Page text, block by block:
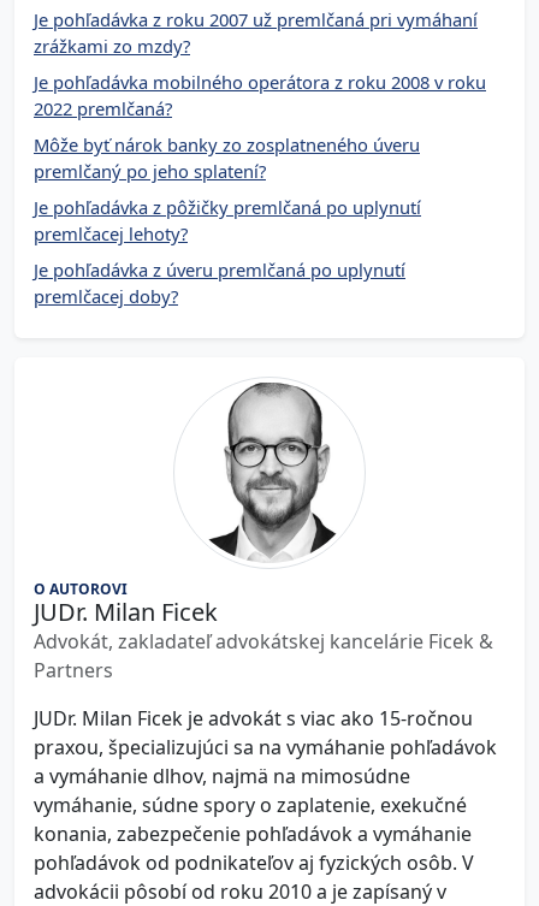
Je pohľadávka z roku 2007 už premlčaná pri vymáhaní
zrážkami zo mzdy?
Je pohľadávka mobilného operátora z roku 2008 v roku
2022 premlčaná?
Môže byť nárok banky zo zosplatneného úveru
premlčaný po jeho splatení?
Je pohľadávka z pôžičky premlčaná po uplynutí
premlčacej lehoty?
Je pohľadávka z úveru premlčaná po uplynutí
premlčacej doby?
O AUTOROVI
JUDr. Milan Ficek
Advokát, zakladateľ advokátskej kancelárie Ficek &
Partners
JUDr. Milan Ficek je advokát s viac ako 15-ročnou
praxou, špecializujúci sa na vymáhanie pohľadávok
a vymáhanie dlhov, najmä na mimosúdne
vymáhanie, súdne spory o zaplatenie, exekučné
konania, zabezpečenie pohľadávok a vymáhanie
pohľadávok od podnikateľov aj fyzických osôb. V
advokácii pôsobí od roku 2010 a je zapísaný v